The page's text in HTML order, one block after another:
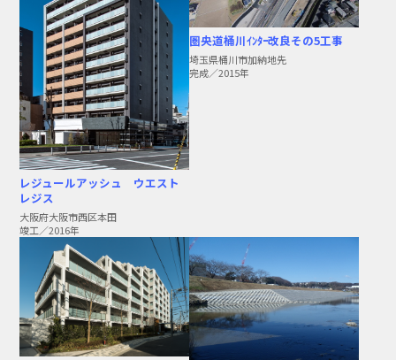
レジュールアッシュ ウエスト
レジス
大阪府大阪市西区本田
竣工／2016年
圏央道桶川ｲﾝﾀｰ改良その5工事
埼玉県桶川市加納地先
完成／2015年